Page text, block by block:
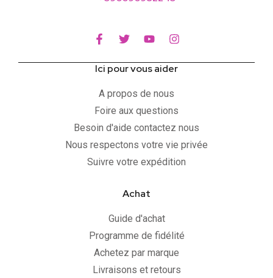
Ici pour vous aider
A propos de nous
Foire aux questions
Besoin d'aide contactez nous
Nous respectons votre vie privée
Suivre votre expédition
Achat
Guide d'achat
Programme de fidélité
Achetez par marque
Livraisons et retours